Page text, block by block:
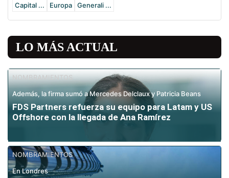
Capital ...
Europa Generali ...
LO MÁS ACTUAL
NOMBRAMIENTOS
Además, la firma sumó a Mercedes Delclaux y Patricia Beans
FDS Partners refuerza su equipo para Latam y US
Offshore con la llegada de Ana Ramírez
NOMBRAMIENTOS
En Londres